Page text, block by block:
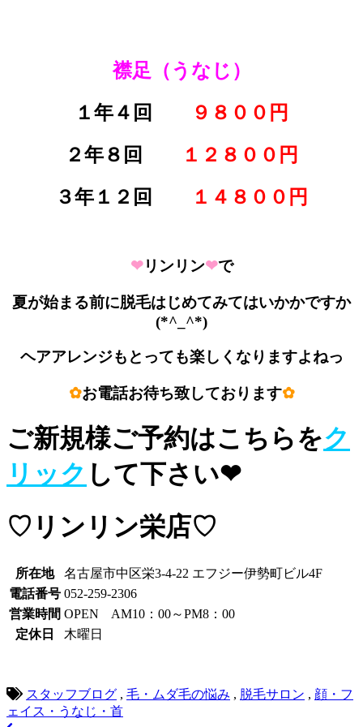
襟足（うなじ）
１年４回
９８００円
２年８回
１２８００円
３年１２回
１４８００円
❤リンリン❤で
夏が始まる前に脱毛はじめてみてはいかかですか
(*^_^*)
ヘアアレンジもとっても楽しくなりますよねっ
✿お電話お待ち致しております✿
ご新規様ご予約はこちらをク
リック して下さい❤
♡リンリン栄店♡
所在地
名古屋市中区栄3-4-22 エフジー伊勢町ビル4F
電話番号 052-259-2306
営業時間 OPEN AM10：00～PM8：00
定休日
木曜日
スタッフブログ , 毛・ムダ毛の悩み , 脱毛サロン , 顔・フ
ェイス・うなじ・首